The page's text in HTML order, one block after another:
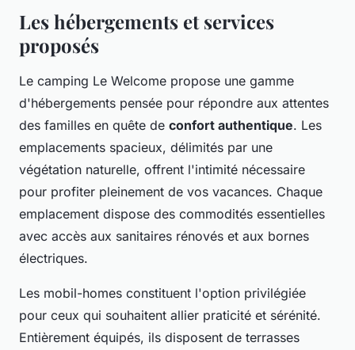
Les hébergements et services
proposés
Le camping Le Welcome propose une gamme
d'hébergements pensée pour répondre aux attentes
des familles en quête de confort authentique. Les
emplacements spacieux, délimités par une
végétation naturelle, offrent l'intimité nécessaire
pour profiter pleinement de vos vacances. Chaque
emplacement dispose des commodités essentielles
avec accès aux sanitaires rénovés et aux bornes
électriques.
Les mobil-homes constituent l'option privilégiée
pour ceux qui souhaitent allier praticité et sérénité.
Entièrement équipés, ils disposent de terrasses